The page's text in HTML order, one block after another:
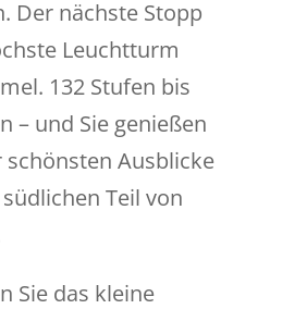
Der nächste Stopp
Leuchtturm
132 Stufen bis
– und Sie genießen
schönsten Ausblicke
Teil von
Sie das kleine